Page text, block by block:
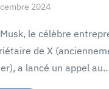
2024
le célèbre
de X
a lancé un appel